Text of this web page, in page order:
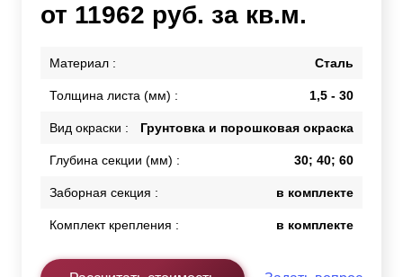
от 11962 руб. за кв.м.
Материал : Сталь
Толщина листа (мм) : 1,5 - 30
Вид окраски : Грунтовка и порошковая окраска
Глубина секции (мм) : 30; 40; 60
Заборная секция : в комплекте
Комплект крепления : в комплекте